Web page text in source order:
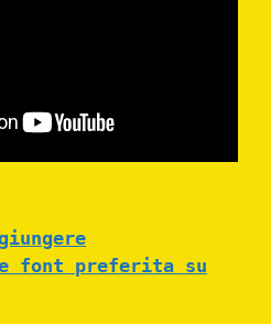
font preferita su